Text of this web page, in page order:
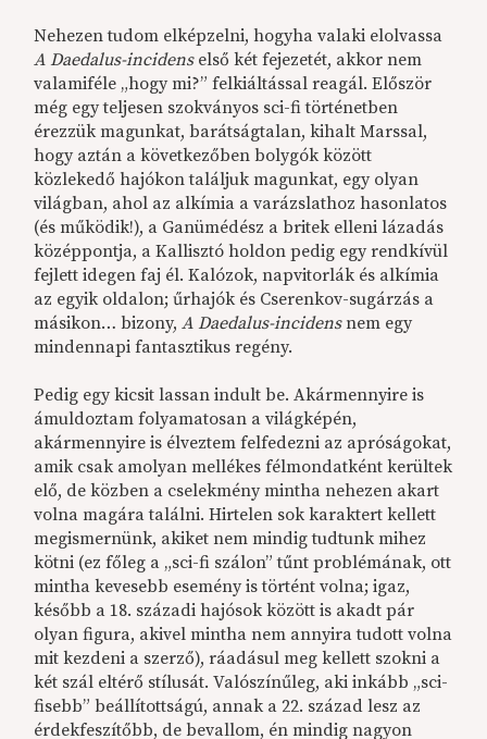
Nehezen tudom elképzelni, hogyha valaki elolvassa
A Daedalus-incidenselső két fejezetét, akkor nem
valamiféle „hogy mi?” felkiáltással reagál. Először
még egy teljesen szokványos sci-fi történetben
érezzük magunkat, barátságtalan, kihalt Marssal,
hogy aztán a következőben bolygók között
közlekedő hajókon találjuk magunkat, egy olyan
világban, ahol az alkímia a varázslathoz hasonlatos
(és működik!), a Ganümédész a britek elleni lázadás
középpontja, a Kallisztó holdon pedig egy rendkívül
fejlett idegen faj él. Kalózok, napvitorlák és alkímia
az egyik oldalon; űrhajók és Cserenkov-sugárzás a
másikon… bizony,A Daedalus-incidensnem egy
mindennapi fantasztikus regény.
Pedig egy kicsit lassan indult be. Akármennyire is
ámuldoztam folyamatosan a világképén,
akármennyire is élveztem felfedezni az apróságokat,
amik csak amolyan mellékes félmondatként kerültek
elő, de közben a cselekmény mintha nehezen akart
volna magára találni. Hirtelen sok karaktert kellett
megismernünk, akiket nem mindig tudtunk mihez
kötni (ez főleg a „sci-fi szálon” tűnt problémának, ott
mintha kevesebb esemény is történt volna; igaz,
később a 18. századi hajósok között is akadt pár
olyan figura, akivel mintha nem annyira tudott volna
mit kezdeni a szerző), ráadásul meg kellett szokni a
két szál eltérő stílusát. Valószínűleg, aki inkább „sci-
fisebb” beállítottságú, annak a 22. század lesz az
érdekfeszítőbb, de bevallom, én mindig nagyon